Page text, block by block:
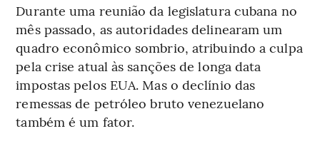
Durante uma reunião da legislatura cubana no
mês passado, as autoridades delinearam um
quadro econômico sombrio, atribuindo a culpa
pela crise atual às sanções de longa data
impostas pelos EUA. Mas o declínio das
remessas de petróleo bruto venezuelano
também é um fator.